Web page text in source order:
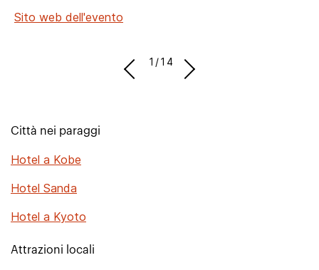
Sito web dell'evento
1/14
Città nei paraggi
Hotel a Kobe
Hotel Sanda
Hotel a Kyoto
Attrazioni locali